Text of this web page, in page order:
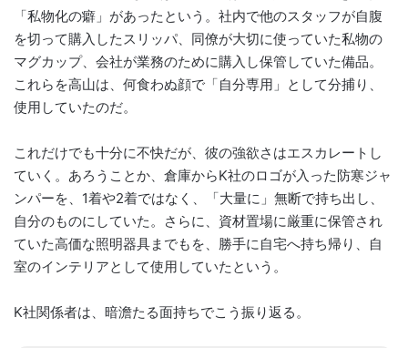
「私物化の癖」があったという。社内で他のスタッフが自腹
を切って購入したスリッパ、同僚が大切に使っていた私物の
マグカップ、会社が業務のために購入し保管していた備品。
これらを高山は、何食わぬ顔で「自分専用」として分捕り、
使用していたのだ。
これだけでも十分に不快だが、彼の強欲さはエスカレートし
ていく。あろうことか、倉庫からK社のロゴが入った防寒ジャ
ンパーを、1着や2着ではなく、「大量に」無断で持ち出し、
自分のものにしていた。さらに、資材置場に厳重に保管され
ていた高価な照明器具までもを、勝手に自宅へ持ち帰り、自
室のインテリアとして使用していたという。
K社関係者は、暗澹たる面持ちでこう振り返る。